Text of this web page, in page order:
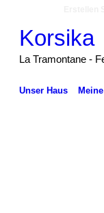
Korsika
La Tramontane -
Unser Haus